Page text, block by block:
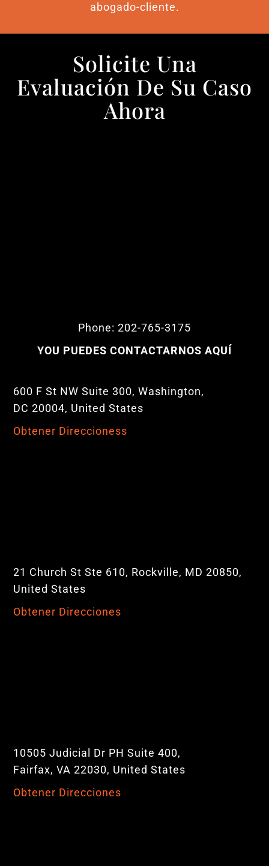
abogado-cliente.
Solicite Una
Evaluación De Su Caso
Ahora
Phone: 202-765-3175
YOU PUEDES CONTACTARNOS AQUÍ
600 F St NW Suite 300, Washington,
DC 20004, United States
Obtener Direccioness
21 Church St Ste 610, Rockville, MD 20850,
United States
Obtener Direcciones
10505 Judicial Dr PH Suite 400,
Fairfax, VA 22030, United States
Obtener Direcciones